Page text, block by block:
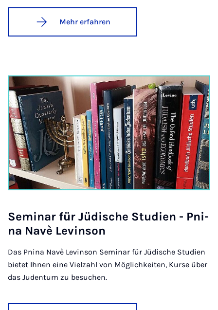
Mehr erfahren
Se­mi­nar für Jü­di­sche Stu­di­en - Pni­
na Na­vè Le­vin­son
Das Pnina Navè Levinson Seminar für Jüdische Studien
bietet Ihnen eine Vielzahl von Möglichkeiten, Kurse über
das Judentum zu besuchen.